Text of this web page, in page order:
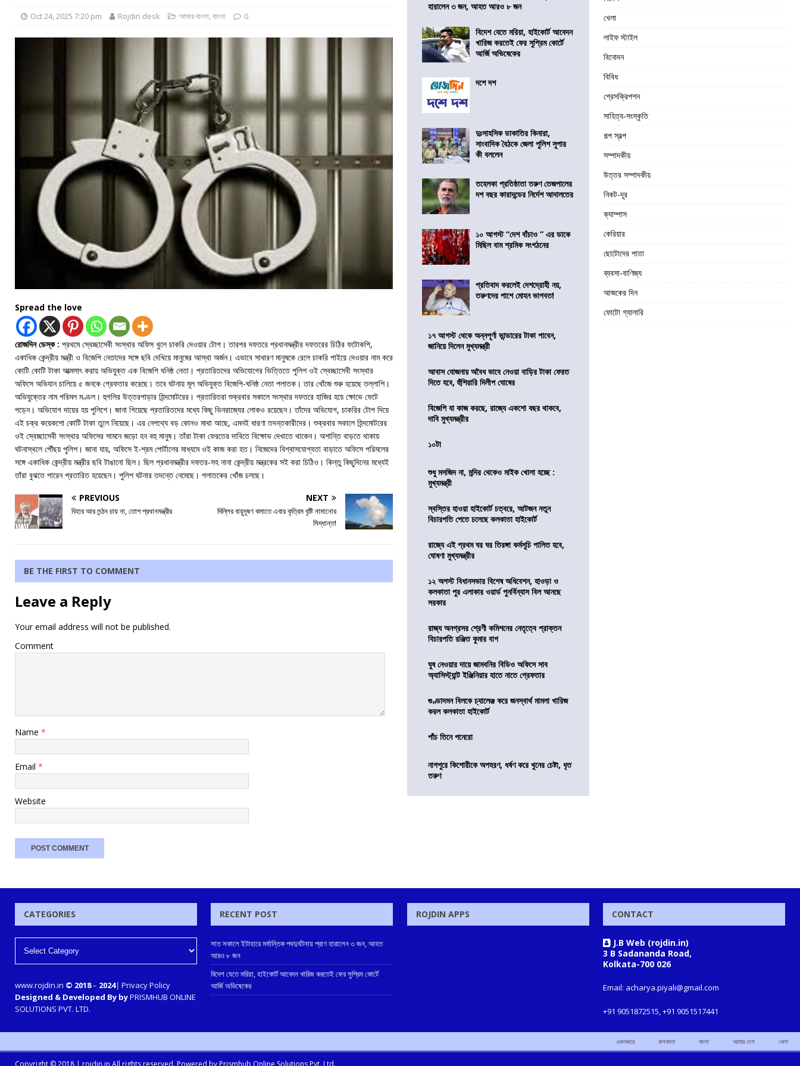
Oct 24, 2025 7:20 pm Rojdin desk আমার বাংলা,বাংলা 0
Spread the love
রোজদিন ডেস্ক : প্রথমে স্বেচ্ছাসেবী সংস্থার অফিস খুলে চাকরি দেওয়ার টোপ। তারপর দফতরে প্রধানমন্ত্রীর দফতরের চিঠির ফটোকপি,
একাধিক কেন্দ্রীয় মন্ত্রী ও বিজেপি নেতাদের সঙ্গে ছবি দেখিয়ে মানুষের আস্থা অর্জন। এভাবে সাধারণ মানুষকে রেলে চাকরি পাইয়ে দেওয়ার নাম করে
কোটি কোটি টাকা আত্মসাৎ করায় অভিযুক্ত এক বিজেপি ঘনিষ্ঠ নেতা। প্রতারিতদের অভিযোগের ভিত্তিতে পুলিশ ওই স্বেচ্ছাসেবী সংস্থার
অফিসে অভিযান চালিয়ে ৫ জনকে গ্রেফতার করেছে। তবে ঘটনায় মূল অভিযুক্ত বিজেপি-ঘনিষ্ঠ নেতা পলাতক। তার খোঁজে শুরু হয়েছে তল্লাশি।
অভিযুক্তের নাম পরিমল মণ্ডল। হুগলির উত্তরপাড়ার হিন্দমোটরের। প্রতারিতরা শুক্রবার সকালে সংস্থার দফতরে হাজির হয়ে ক্ষোভে ফেটে
পড়েন। অভিযোগ দায়ের হয় পুলিশে। জানা গিয়েছে প্রতারিতদের মধ্যে কিছু ভিনরাজ্যের লোকও রয়েছেন। তাঁদের অভিযোগ, চাকরির টোপ দিয়ে
এই চক্র কয়েকশো কোটি টাকা তুলে নিয়েছে। এর নেপথ্যে বড় কোনও মাথা আছে, এমনই ধারণা তদন্তকারীদের। শুক্রবার সকালে হিন্দমোটরের
ওই স্বেচ্ছাসেবী সংস্থার অফিসের সামনে জড়ো হন বহু মানুষ। তাঁরা টাকা ফেরতের দাবিতে বিক্ষোভ দেখাতে থাকেন। অশান্তি বাড়তে থাকায়
ঘটনাস্থলে পৌঁছয় পুলিশ। জানা যায়, অফিসে ই-শ্রম পোর্টালের মাধ্যমে ওই কাজ করা হত। নিজেদের বিশ্বাসযোগ্যতা বাড়াতে অফিসে পরিমলের
সঙ্গে একাধিক কেন্দ্রীয় মন্ত্রীর ছবি টাঙানো ছিল। ছিল প্রধানমন্ত্রীর দফতর-সহ নানা কেন্দ্রীয় মন্ত্রকের সই করা চিঠিও। কিন্তু কিছুদিনের মধ্যেই
তাঁরা বুঝতে পারেন প্রতারিত হয়েছেন। পুলিশ ঘটনার তদন্তে নেমেছে। পলাতকের খোঁজ চলছে।
PREVIOUS
বিহার আর লন্ঠন চায় না, তোপ প্রধানমন্ত্রীর
NEXT
দিল্লির বায়ুদূষণ কমাতে এবার কৃত্রিম বৃষ্টি নামানোর
সিদ্ধান্ত!
BE THE FIRST TO COMMENT
Leave a Reply
Your email address will not be published.
Comment
Name *
Email *
Website
হারালেন ৩ জন, আহত আরও ৮ জন
বিদেশ যেতে মরিয়া, হাইকোর্ট আবেদন
খারিজ করতেই ফের সুপ্রিম কোর্টে
আর্জি অভিষেকের
দশে দশ
দুঃসাহসিক ডাকাতির কিনারা,
সাংবাদিক বৈঠকে জেলা পুলিশ সুপার
কী বললেন
তহেলকা প্রতিষ্ঠাতা তরুণ তেজপালের
দশ বছর কারাদন্ডের নির্দেশ আদালতের
১০ আগস্ট “দেশ বাঁচাও ” এর ডাকে
মিছিল বাম শ্রমিক সংগঠনের
প্রতিবাদ করলেই দেশদ্রোহী নয়,
তরুণদের পাশে মোহন ভাগবত!
১৭ আগস্ট থেকে অন্নপূর্ণা ভান্ডারের টাকা পাবেন,
জানিয়ে দিলেন মুখ্যমন্ত্রী
আবাস যোজনায় অবৈধ ভাবে নেওয়া বাড়ির টাকা ফেরত
দিতে হবে, হুঁশিয়ারি দিলীপ ঘোষের
বিজেপি যা কাজ করছে, রাজ্যে একশো বছর থাকবে,
দাবি মুখ্যমন্ত্রীর
১০টা
শুধু মসজিদ না, মন্দির থেকেও মাইক খোলা হচ্ছে :
মুখ্যমন্ত্রী
স্বস্তির হাওয়া হাইকোর্ট চত্বরে, আটজন নতুন
বিচারপতি পেতে চলেছে কলকাতা হাইকোর্ট
রাজ্যে এই প্রথম ঘর ঘর তিরঙ্গা কর্মসূচি পালিত হবে,
ঘোষণা মুখ্যমন্ত্রীর
১২ অগস্ট বিধানসভার বিশেষ অধিবেশন, হাওড়া ও
কলকাতা পুর এলাকার ওয়ার্ড পুনর্বিন্যাস বিল আনছে
সরকার
রাজ্য অনগ্রসর শ্রেণী কমিশনের নেতৃত্বে প্রাক্তন
বিচারপতি রঞ্জিত কুমার বাগ
ঘুষ নেওয়ার দায়ে জামবনির বিডিও অফিসে সাব
অ্যাসিস্ট্যান্ট ইঞ্জিনিয়ার হাতে নাতে গ্রেফতার
গুণ্ডাদমন বিলকে চ্যালেঞ্জ করে জনস্বার্থ মামলা খারিজ
করল কলকাতা হাইকোর্ট
পাঁচ তিনে পনেরো
নাগপুরে কিশোরীকে অপহরণ, ধর্ষণ করে খুনের চেষ্টা, ধৃত
তরুণ
খেলা
লাইফ স্টাইল
বিনোদন
বিবিধ
প্রেসক্রিপশন
সাহিত্য-সংস্কৃতি
গল্প স্বল্প
সম্পাদকীয়
উত্তর সম্পাদকীয়
নিকট-দূর
ক্যাম্পাস
কেরিয়ার
ছোটোদের পাতা
ব্যবসা-বাণিজ্য
আজকের দিন
ফোটো গ্যালারি
CATEGORIES
www.rojdin.in © 2018– 2024| Privacy Policy
Designed & Developed By byPRISMHUB ONLINE
SOLUTIONS PVT. LTD.
RECENT POST
সাত সকালে ইটাহারে মর্মান্তিক পথদুর্ঘটনায় প্রাণ হারালেন ৩ জন, আহত
আরও ৮ জন
বিদেশ যেতে মরিয়া, হাইকোর্ট আবেদন খারিজ করতেই ফের সুপ্রিম কোর্টে
আর্জি অভিষেকের
ROJDIN APPS CONTACT
J.B Web (rojdin.in)
3 B Sadananda Road,
Kolkata-700 026
Email: acharya.piyali@gmail.com
+91 9051872515, +91 9051517441
একনজরে কলকাতা বাংলা আমার দেশ খেলা
Copyright © 2018 | rojdin.in All rights reserved. Powered by Prismhub Online Solutions Pvt. Ltd.